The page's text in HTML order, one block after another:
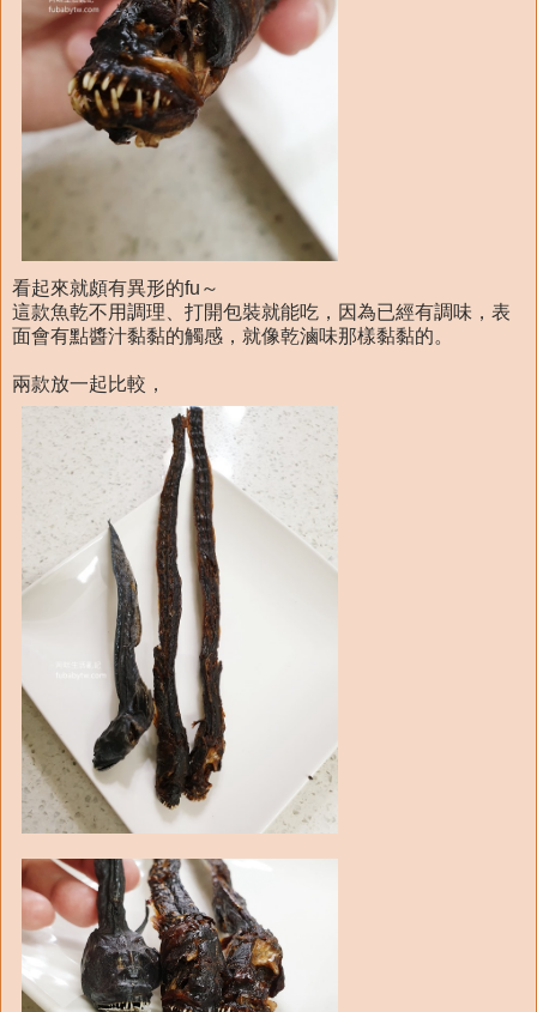
看起來就頗有異形的fu～
這款魚乾不用調理、打開包裝就能吃，因為已經有調味，表
面會有點醬汁黏黏的觸感，就像乾滷味那樣黏黏的。
兩款放一起比較，